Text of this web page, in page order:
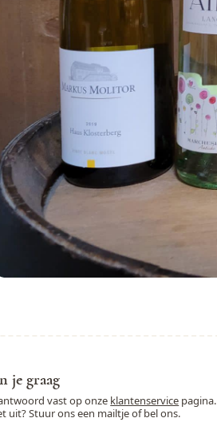
je graag
vast op onze klantenservice pagina.
uit? Stuur ons een mailtje of bel ons.